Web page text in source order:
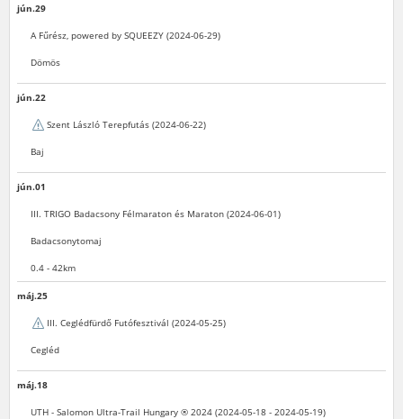
jún.29
A Fűrész, powered by SQUEEZY (2024-06-29)
Dömös
jún.22
Szent László Terepfutás (2024-06-22)
Baj
jún.01
III. TRIGO Badacsony Félmaraton és Maraton (2024-06-01)
Badacsonytomaj
0.4 - 42km
máj.25
III. Ceglédfürdő Futófesztivál (2024-05-25)
Cegléd
máj.18
UTH - Salomon Ultra-Trail Hungary ® 2024 (2024-05-18 - 2024-05-19)